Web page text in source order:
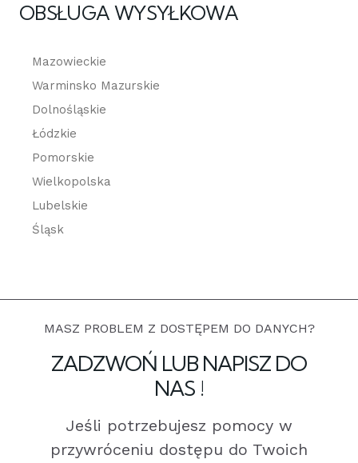
OBSŁUGA WYSYŁKOWA
Mazowieckie
Warminsko Mazurskie
Dolnośląskie
Łódzkie
Pomorskie
Wielkopolska
Lubelskie
Śląsk
MASZ PROBLEM Z DOSTĘPEM DO DANYCH?
ZADZWOŃ LUB NAPISZ DO
NAS !
Jeśli potrzebujesz pomocy w
przywróceniu dostępu do Twoich